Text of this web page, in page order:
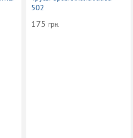
502
175 грн.